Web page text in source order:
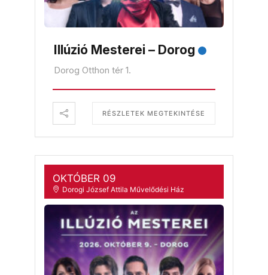
Illúzió Mesterei – Dorog
Dorog Otthon tér 1.
RÉSZLETEK MEGTEKINTÉSE
OKTÓBER 09
Dorogi József Attila Művelődési Ház